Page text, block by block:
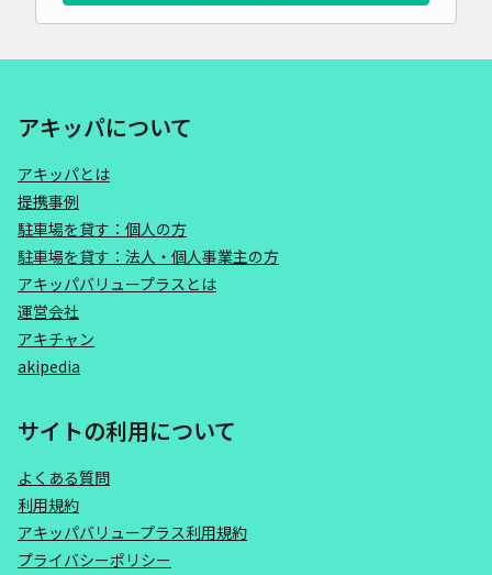
アキッパについて
アキッパとは
提携事例
駐車場を貸す：個人の方
駐車場を貸す：法人・個人事業主の方
アキッパバリュープラスとは
運営会社
アキチャン
akipedia
サイトの利用について
よくある質問
利用規約
アキッパバリュープラス利用規約
プライバシーポリシー